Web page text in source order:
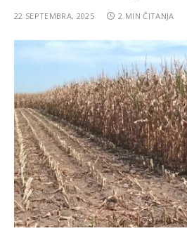
22 SEPTEMBRA, 2025 2 MIN ČITANJA